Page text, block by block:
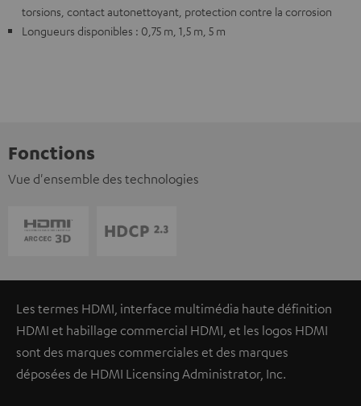
torsions, contact autonettoyant, protection contre la corrosion
Longueurs disponibles : 0,75 m, 1,5 m, 5 m
Fonctions
Vue d'ensemble des technologies
Les termes HDMI, interface multimédia haute définition
HDMI et habillage commercial HDMI, et les logos HDMI
sont des marques commerciales et des marques
déposées de HDMI Licensing Administrator, Inc.